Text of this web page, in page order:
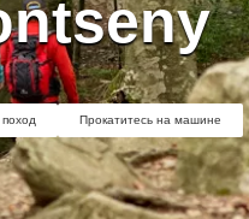
Прокатитесь на машине